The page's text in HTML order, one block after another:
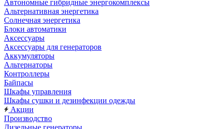
Автономные гибридные энергокомплексы
Альтернативная энергетика
Солнечная энергетика
Блоки автоматики
Аксессуары
Аксессуары для генераторов
Аккумуляторы
Альтернаторы
Контроллеры
Байпасы
Шкафы управления
Шкафы сушки и дезинфекции одежды
Акции
Производство
Дизельные генераторы